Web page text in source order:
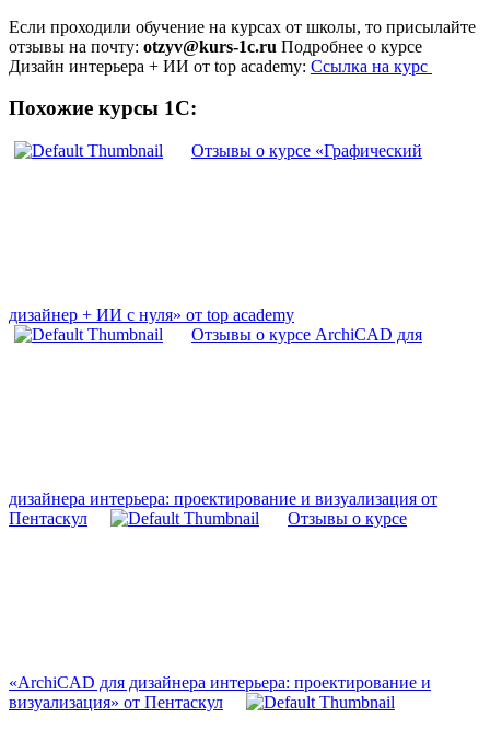
Если проходили обучение на курсах от школы, то присылайте
отзывы на почту: otzyv@kurs-1c.ru Подробнее о курсе
Дизайн интерьера + ИИ от top academy: Ссылка на курс
Похожие курсы 1С:
Отзывы о курсе «Графический
дизайнер + ИИ с нуля» от top academy
Отзывы о курсе ArchiCAD для
дизайнера интерьера: проектирование и визуализация от
Пентаскул
Отзывы о курсе
«ArchiCAD для дизайнера интерьера: проектирование и
визуализация» от Пентаскул